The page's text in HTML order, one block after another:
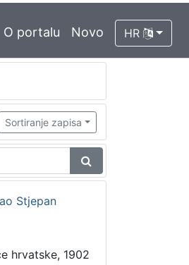
O portalu Novo HR
Sortiranje zapisa
Stjepan
hrvatske, 1902